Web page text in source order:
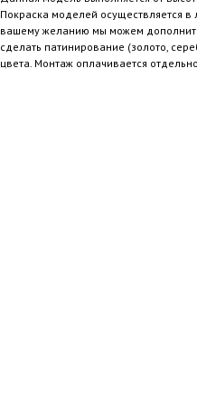
Покраска моделей осуществляется в
вашему желанию мы можем
сделать патинирование (золото,
цвета. Монтаж оплачивается отдельно.